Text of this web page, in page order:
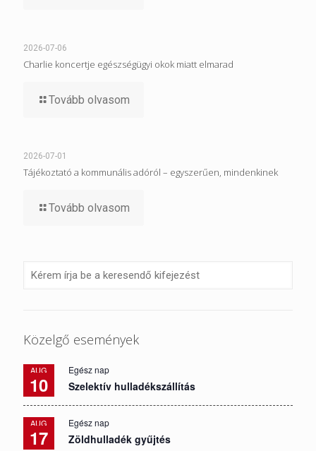
2026-07-06
Charlie koncertje egészségügyi okok miatt elmarad
Tovább olvasom
2026-07-01
Tájékoztató a kommunális adóról – egyszerűen, mindenkinek
Tovább olvasom
Közelgő események
AUG
10
Egész nap
Szelektív hulladékszállítás
AUG
17
Egész nap
Zöldhulladék gyűjtés